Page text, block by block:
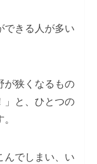
できる人が多い
が狭くなるもの
」と、ひとつの
んでしまい、い